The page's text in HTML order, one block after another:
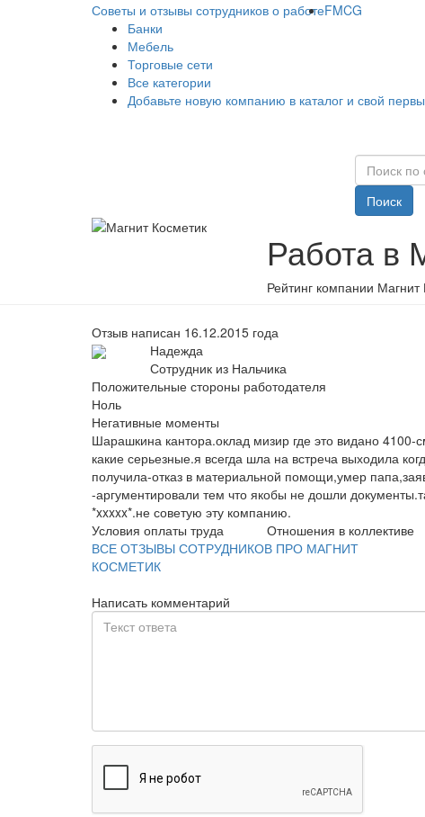
Советы и отзывы сотрудников о работеFMCG
Банки
Мебель
Торговые сети
Все категории
Добавьте новую компанию в каталог и свой
Поиск
Работа в
Рейтинг компании
Отзыв написан 16.12.2015 года
Надежда
Сотрудник из Нальчика
Положительные стороны работодателя
Ноль
Негативные моменты
Шарашкина кантора.оклад мизир где это видано
какие серьезные.я всегда шла на встреча выходила
получила-отказ в материальной помощи,умер
-аргументировали тем что якобы не дошли
*xxxxx*.не советую эту компанию.
Условия оплаты труда
Отношения в коллективе
ВСЕ ОТЗЫВЫ СОТРУДНИКОВ ПРО МАГНИТ
КОСМЕТИК
Написать комментарий